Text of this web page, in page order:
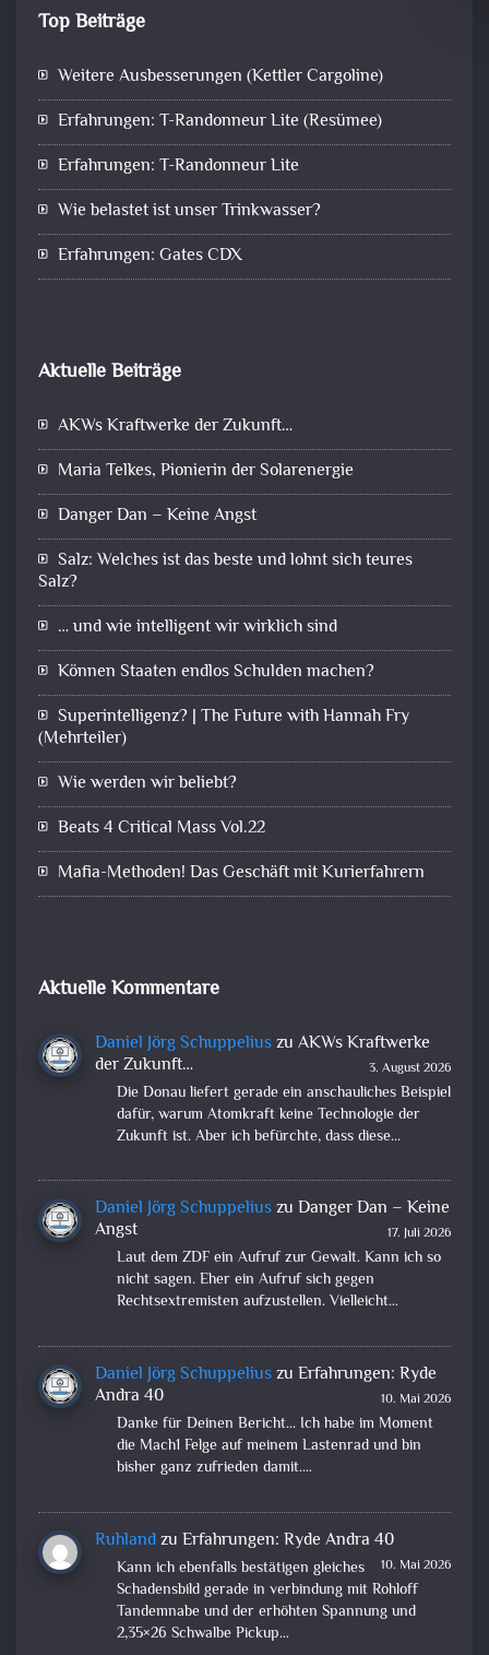
Top Beiträge
Weitere Ausbesserungen (Kettler Cargoline)
Erfahrungen: T-Randonneur Lite (Resümee)
Erfahrungen: T-Randonneur Lite
Wie belastet ist unser Trinkwasser?
Erfahrungen: Gates CDX
Aktuelle Beiträge
AKWs Kraftwerke der Zukunft…
Maria Telkes, Pionierin der Solarenergie
Danger Dan – Keine Angst
Salz: Welches ist das beste und lohnt sich teures
Salz?
… und wie intelligent wir wirklich sind
Können Staaten endlos Schulden machen?
Superintelligenz? | The Future with Hannah Fry
(Mehrteiler)
Wie werden wir beliebt?
Beats 4 Critical Mass Vol.22
Mafia-Methoden! Das Geschäft mit Kurierfahrern
Aktuelle Kommentare
Daniel Jörg Schuppeliuszu AKWs Kraftwerke
der Zukunft…
3. August 2026
Die Donau liefert gerade ein anschauliches Beispiel
dafür, warum Atomkraft keine Technologie der
Zukunft ist. Aber ich befürchte, dass diese…
Daniel Jörg Schuppeliuszu Danger Dan – Keine
Angst
17. Juli 2026
Laut dem ZDF ein Aufruf zur Gewalt. Kann ich so
nicht sagen. Eher ein Aufruf sich gegen
Rechtsextremisten aufzustellen. Vielleicht…
Daniel Jörg Schuppeliuszu Erfahrungen: Ryde
Andra 40
10. Mai 2026
Danke für Deinen Bericht... Ich habe im Moment
die Mach1 Felge auf meinem Lastenrad und bin
bisher ganz zufrieden damit.…
Ruhlandzu Erfahrungen: Ryde Andra 40
10. Mai 2026
Kann ich ebenfalls bestätigen gleiches
Schadensbild gerade in verbindung mit Rohloff
Tandemnabe und der erhöhten Spannung und
2,35×26 Schwalbe Pickup…